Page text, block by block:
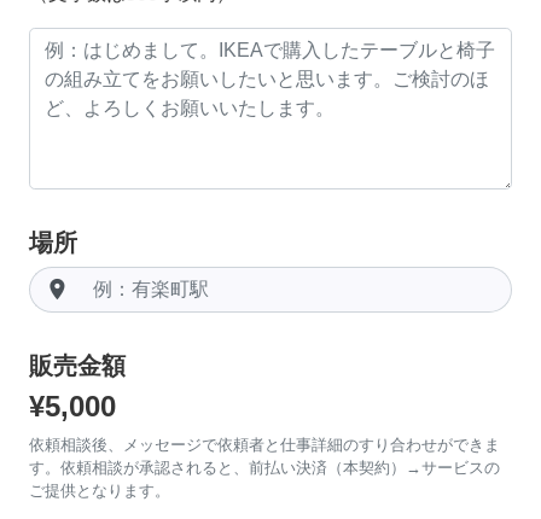
場所
room
販売金額
¥5,000
依頼相談後、メッセージで依頼者と仕事詳細のすり合わせができま
す。依頼相談が承認されると、前払い決済（本契約）→サービスの
ご提供となります。